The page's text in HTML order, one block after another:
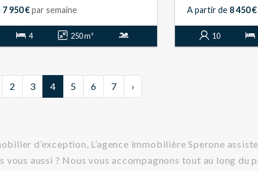
7 950 €par semaine
4 250 m²
A partir de 8 450 €
10
2 3 4 5 6 7 ›
d’exception, L’agence immobilière Sperone
aussi ? Nous vous accompagnons tout au long du